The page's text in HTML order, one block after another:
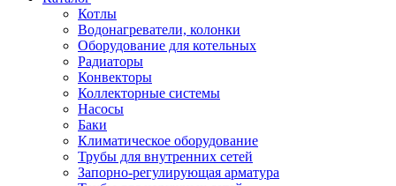
Котлы
Водонагреватели, колонки
Оборудование для котельных
Радиаторы
Конвекторы
Коллекторные системы
Насосы
Баки
Климатическое оборудование
Трубы для внутренних сетей
Запорно-регулирующая арматура